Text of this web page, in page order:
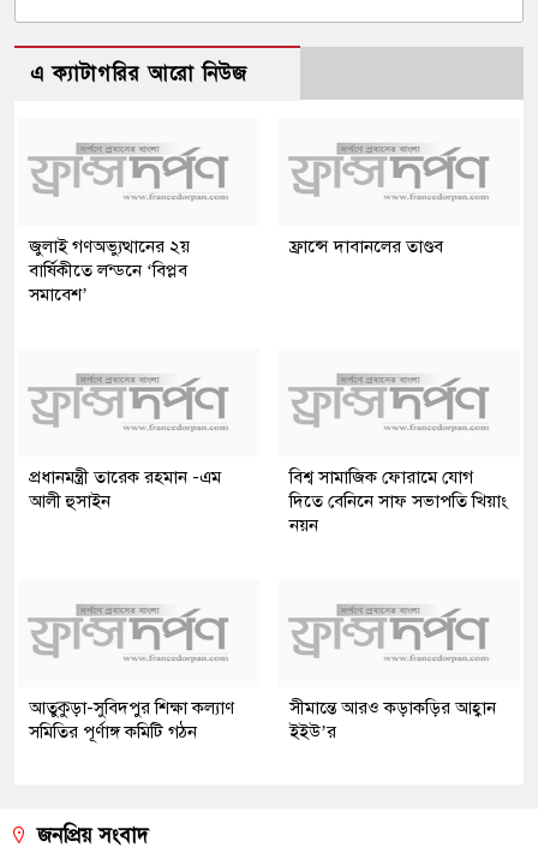
এ ক্যাটাগরির আরো নিউজ
জুলাই গণঅভ্যুত্থানের ২য়
বার্ষিকীতে লন্ডনে ‘বিপ্লব
সমাবেশ’
ফ্রান্সে দাবানলের তাণ্ডব
প্রধানমন্ত্রী তারেক রহমান -এম
আলী হুসাইন
বিশ্ব সামাজিক ফোরামে যোগ
দিতে বেনিনে সাফ সভাপতি খিয়াং
নয়ন
আতুকুড়া-সুবিদপুর শিক্ষা কল্যাণ
সমিতির পূর্ণাঙ্গ কমিটি গঠন
সীমান্তে আরও কড়াকড়ির আহ্বান
ইইউ’র
জনপ্রিয় সংবাদ